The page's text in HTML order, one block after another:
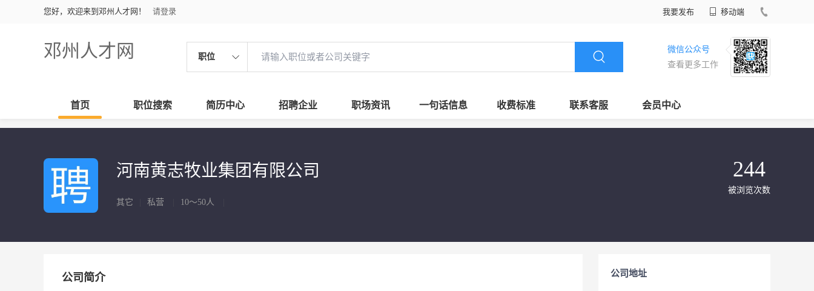
您好，欢迎来到邓州人才网！ 请登录 我要发布 移动端
邓州人才网 职位
微信公众号
查看更多工作
首页 职位搜索 简历中心 招聘企业 职场资讯 一句话信息 收费标准 联系客服 会员中心
河南黄志牧业集团有限公司
其它 私营 10～50人
244
被浏览次数
公司简介 公司地址